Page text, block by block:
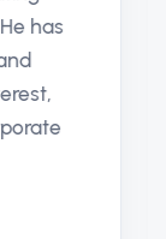
away from
She
for